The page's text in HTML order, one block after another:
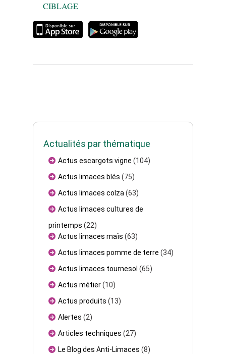
CIBLAGE
Actualités par thématique
Actus escargots vigne (104)
Actus limaces blés (75)
Actus limaces colza (63)
Actus limaces cultures de
printemps (22)
Actus limaces maïs (63)
Actus limaces pomme de terre (34)
Actus limaces tournesol (65)
Actus métier(10)
Actus produits (13)
Alertes (2)
Articles techniques (27)
Le Blog des Anti-Limaces (8)